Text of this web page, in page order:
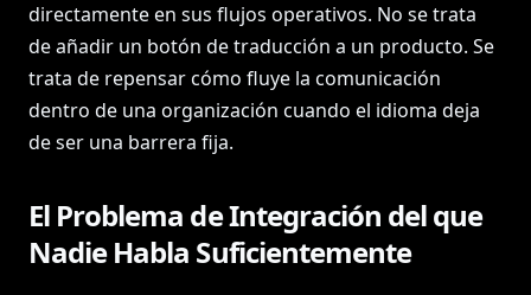
directamente en sus flujos operativos. No se trata
de añadir un botón de traducción a un producto. Se
trata de repensar cómo fluye la comunicación
dentro de una organización cuando el idioma deja
de ser una barrera fija.
El Problema de Integración del que
Nadie Habla Suficientemente